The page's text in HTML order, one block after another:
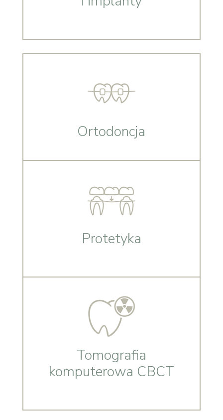
Ortodoncja
Protetyka
Tomografia
komputerowa CBCT